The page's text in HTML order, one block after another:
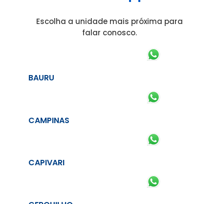
Escolha a unidade mais próxima para
falar conosco.
BAURU
CAMPINAS
CAPIVARI